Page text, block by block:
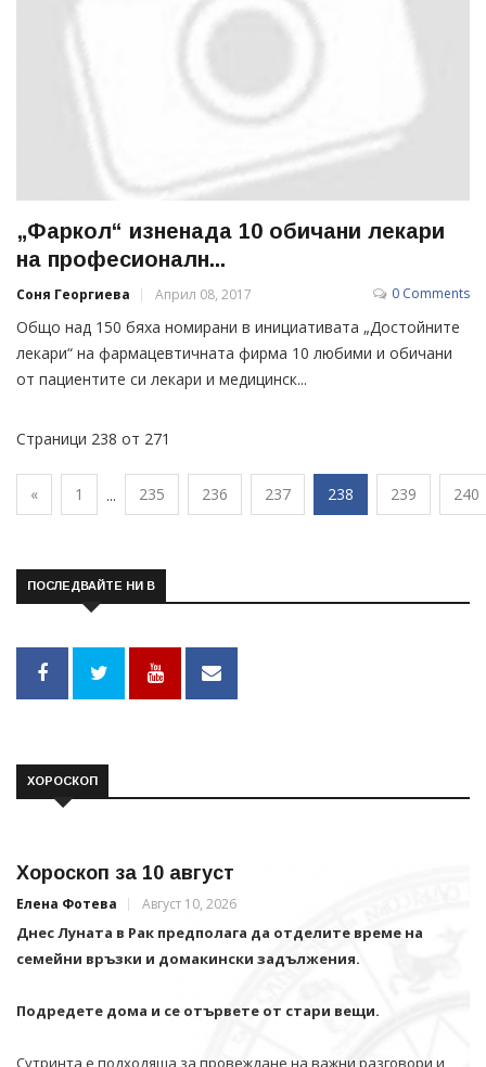
„Фаркол“ изненада 10 обичани лекари
на професионалн...
Соня Георгиева Април 08, 2017 0 Comments
Общо над 150 бяха номирани в инициативата „Достойните
лекари“ на фармацевтичната фирма 10 любими и обичани
от пациентите си лекари и медицинск...
Страници 238 от 271
« 1 ... 235 236 237 238 239 240
ПОСЛЕДВАЙТЕ НИ В
ХОРОСКОП
Хороскоп за 10 август
Елена Фотева Август 10, 2026
Днес Луната в Рак предполага да отделите време на
семейни връзки и домакински задължения.
Подредете дома и се отървете от стари вещи.
Сутринта е подходяща за провеждане на важни разговори и